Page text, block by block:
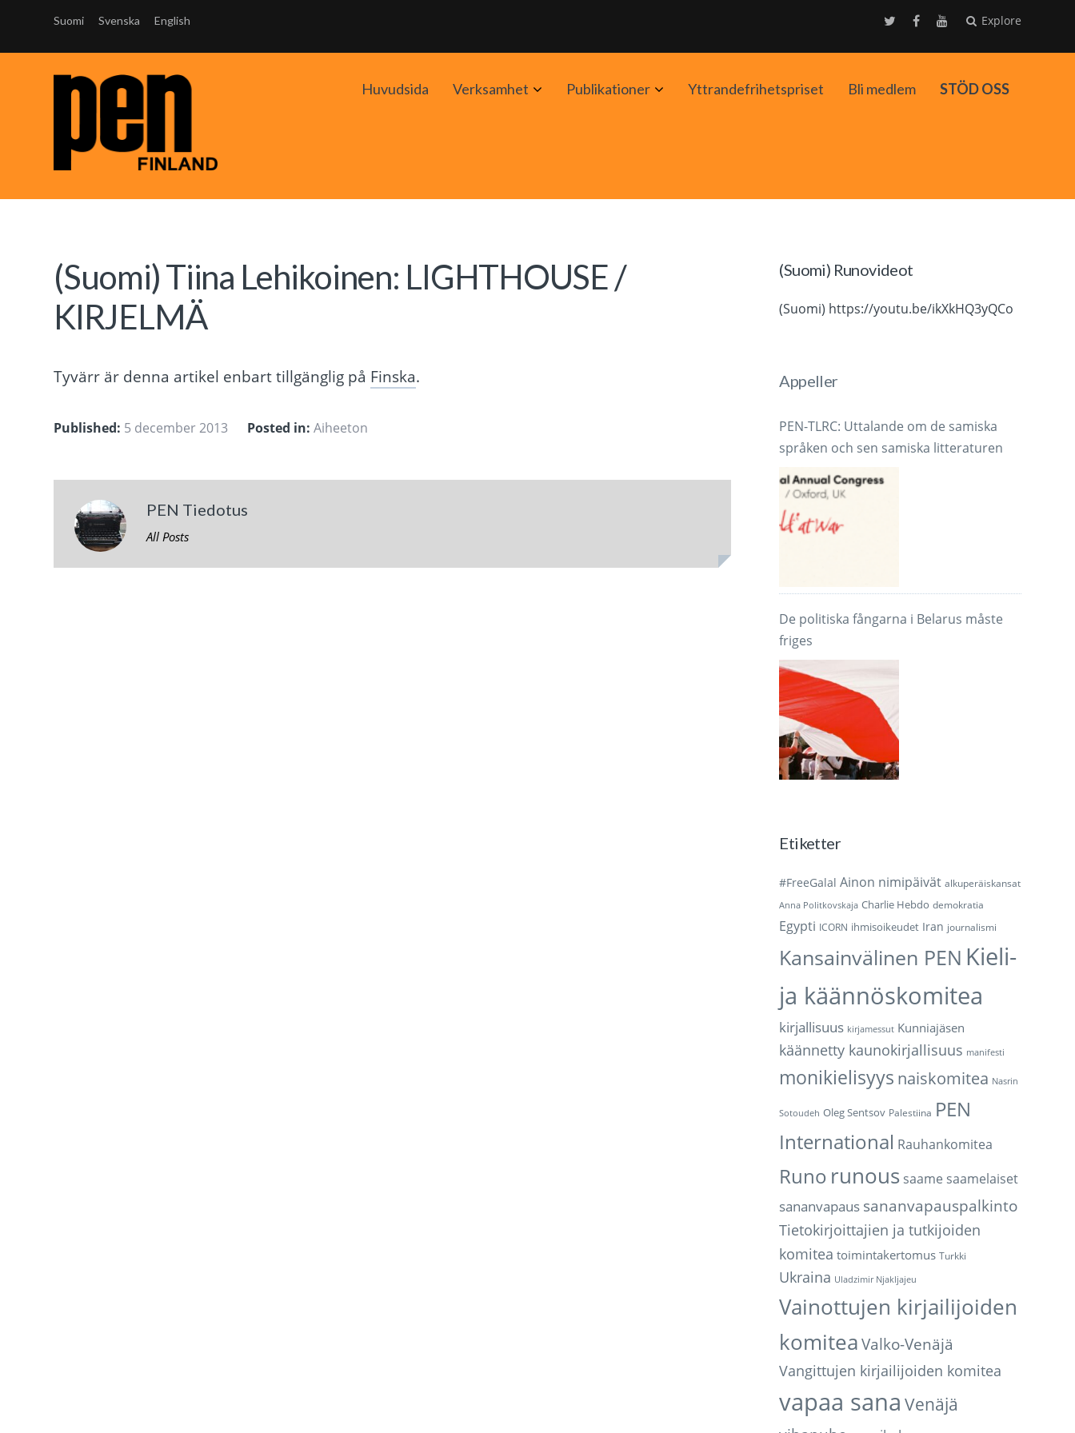
Suomi Svenska English Explore
Huvudsida Verksamhet AvaaPublikationer AvaaYttrandefrihetspriset Bli medlem STÖD OSS
(Suomi) Tiina Lehikoinen: LIGHTHOUSE /
KIRJELMÄ
Tyvärr är denna artikel enbart tillgänglig på Finska.
Published: 5 december 2013 Posted in: Aiheeton
PEN Tiedotus
All Posts
(Suomi) Runovideot
(Suomi) https://youtu.be/ikXkHQ3yQCo
Appeller
PEN-TLRC: Uttalande om de samiska
språken och sen samiska litteraturen
De politiska fångarna i Belarus måste
friges
Etiketter
#FreeGalal Ainon nimipäivät alkuperäiskansat
Anna Politkovskaja Charlie Hebdo demokratia
Egypti ICORN ihmisoikeudet Iran journalismi
Kansainvälinen PEN Kieli-
ja käännöskomitea
kirjallisuus kirjamessut Kunniajäsen
käännetty kaunokirjallisuus manifesti
monikielisyys naiskomitea Nasrin
Sotoudeh Oleg Sentsov Palestiina PEN
International Rauhankomitea
Runo runous saame saamelaiset
sananvapaus sananvapauspalkinto
Tietokirjoittajien ja tutkijoiden
komitea toimintakertomus Turkki
Ukraina Uladzimir Njakljajeu
Vainottujen kirjailijoiden
komitea Valko-Venäjä
Vangittujen kirjailijoiden komitea
vapaa sana Venäjä